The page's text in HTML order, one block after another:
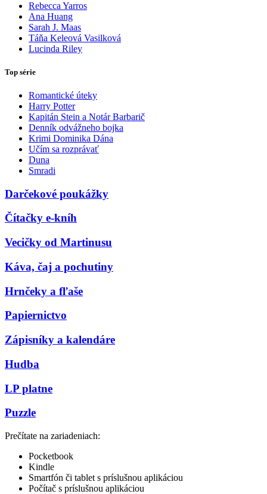
Rebecca Yarros
Ana Huang
Sarah J. Maas
Táňa Keleová Vasilková
Lucinda Riley
Top série
Romantické úteky
Harry Potter
Kapitán Stein a Notár Barbarič
Denník odvážneho bojka
Krimi Dominika Dána
Učím sa rozprávať
Duna
Smradi
Darčekové poukážky
Čítačky e-kníh
Vecičky od Martinusu
Káva, čaj a pochutiny
Hrnčeky a fľaše
Papiernictvo
Zápisníky a kalendáre
Hudba
LP platne
Puzzle
Prečítate na zariadeniach:
Pocketbook
Kindle
Smartfón či tablet s príslušnou aplikáciou
Počítač s príslušnou aplikáciou